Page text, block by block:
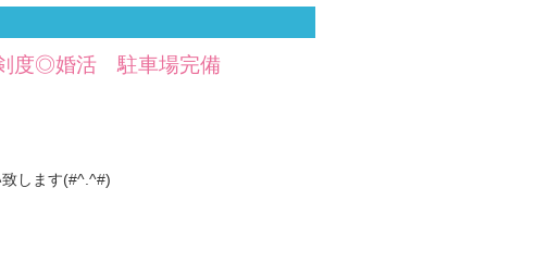
度◎婚活 駐車場完備
します(#^.^#)